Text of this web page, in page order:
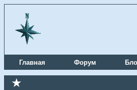
Главная Форум
★